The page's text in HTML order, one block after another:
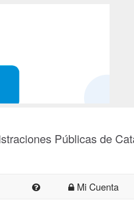
Públicas de
Mi Cuenta